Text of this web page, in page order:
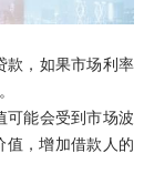
款，如果市场利率
可能会受到市场波
值，增加借款人的